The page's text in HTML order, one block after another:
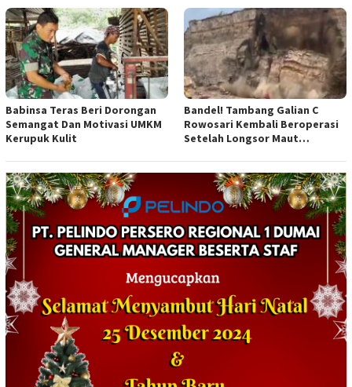
Anggaran
Babinsa Teras Beri Dorongan
Semangat Dan Motivasi UMKM
Kerupuk Kulit
Bandel! Tambang Galian C
Rowosari Kembali Beroperasi
Setelah Longsor Maut